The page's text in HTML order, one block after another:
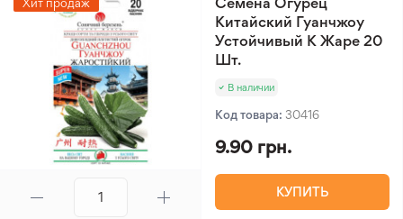
Китайский Гуанчжоу
Устойчивый К Жаре 20
Шт.
В наличии
Код товара: 30416
9.90 грн.
КУПИТЬ